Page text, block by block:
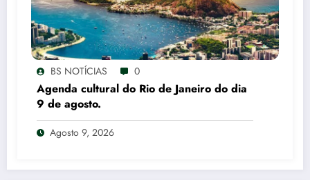
BS NOTÍCIAS 0
Agenda cultural do Rio de Janeiro do dia
9 de agosto.
Agosto 9, 2026